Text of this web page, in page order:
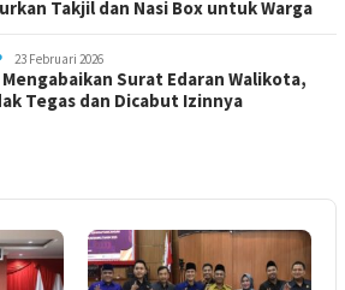
Takjil dan Nasi Box untuk Warga
23 Februari 2026
Mengabaikan Surat Edaran Walikota,
Tegas dan Dicabut Izinnya